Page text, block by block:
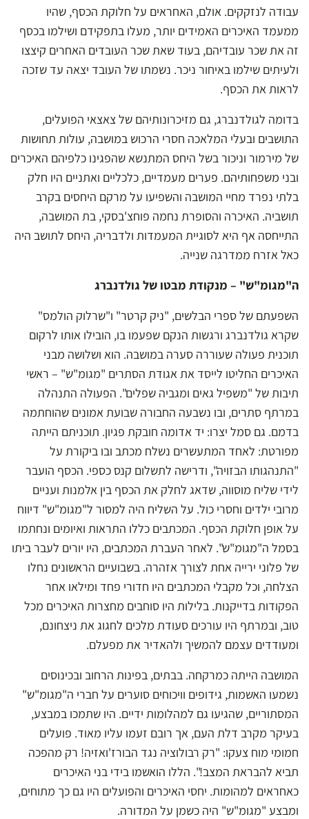
עבודה לנזקקים. אולם, האחראים על חלוקת הכסף, שהיו
ממעמד האיכרים האמידים יותר, מעלו בתפקידם ושילמו בכסף
זה את שכר עובדיהם, בעוד שאת שכר העובדים האחרים קיצצו
ולעיתים שילמו באיחור ניכר. נשמתו של העובד יצאה עד שזכה
לראות את הכסף.
בדומה לגולדנברג, גם מזיכרונותיהם של צאצאי הפועלים,
התושבים ובעלי המלאכה חסרי הרכוש במושבה, עולות תחושות
של מירמור וניכור בשל היחס המתנשא שהפגינו כלפיהם האיכרים
ובני משפחותיהם. פערים מעמדיים, כלכליים ואתניים היו חלק
בלתי נפרד מחיי המושבה והשפיעו על מרקם היחסים בקרב
תושביה. האיכרה והסופרת נחמה פוחצ'בסקי, בת המושבה,
התייחסה אף היא לסוגיית המעמדות ולדבריה, היחס לתושב היה
כאל אזרח ממדרגה שנייה.
ה"מגומ"ש" – מנקודת מבטו של גולדנברג
השפעתם של ספרי הבלשים, "ניק קרטר" ו"שרלוק הולמס"
שקרא גולדנברג ורגשות הנקם שפעמו בו, הובילו אותו לרקום
תוכנית פעולה שעוררה סערה במושבה. הוא ושלושה מבני
האיכרים החליטו לייסד את אגודת הסתרים "מגומ"ש" – ראשי
תיבות של "משפיל גאים ומגביה שפלים". הפעולה התנהלה
במרתף סתרים, ובו נשבעה החבורה שבועת אמונים שהוחתמה
בדמם. גם סמל יצרו: יד אדומה חובקת פגיון. תוכניתם הייתה
מפורטת: לאחד המתעשרים נשלח מכתב ובו ביקורת על
"התנהגותו הבזויה", ודרישה לתשלום קנס כספי. הכסף הועבר
לידי שליח מוסווה, שדאג לחלק את הכסף בין אלמנות ועניים
מרובי ילדים וחסרי כול. על השליח היה למסור ל"מגומ"ש" דיווח
על אופן חלוקת הכסף. המכתבים כללו התראות ואיומים ונחתמו
בסמל ה"מגומ"ש". לאחר העברת המכתבים, היו יורים לעבר ביתו
של פלוני ירייה אחת לצורך אזהרה. בשבועיים הראשונים נחלו
הצלחה, וכל מקבלי המכתבים היו חדורי פחד ומילאו אחר
הפקודות בדייקנות. בלילות היו סוחבים מחצרות האיכרים מכל
טוב, ובמרתף היו עורכים סעודת מלכים לחגוג את ניצחונם,
ומעודדים עצמם להמשיך ולהאדיר את מפעלם.
המושבה הייתה כמרקחה. בבתים, בפינות הרחוב ובכינוסים
נשמעו האשמות, גידופים וויכוחים סוערים על חברי ה"מגומ"ש"
המסתוריים, שהגיעו גם למהלומות ידיים. היו שתמכו במבצע,
בעיקר מקרב דלת העם, אך רובם זעמו עליו מאוד. פועלים
חמומי מוח צעקו: "רק רבולוציה נגד הבורז'ואזיה! רק מהפכה
תביא להבראת המצב!". הללו הואשמו בידי בני האיכרים
כאחראים למהומות. יחסי האיכרים והפועלים היו גם כך מתוחים,
ומבצע "מגומ"ש" היה כשמן על המדורה.